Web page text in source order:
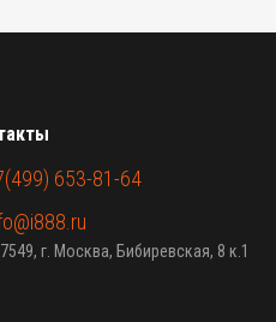
653-81-64
г. Москва, Бибиревская, 8 к.1